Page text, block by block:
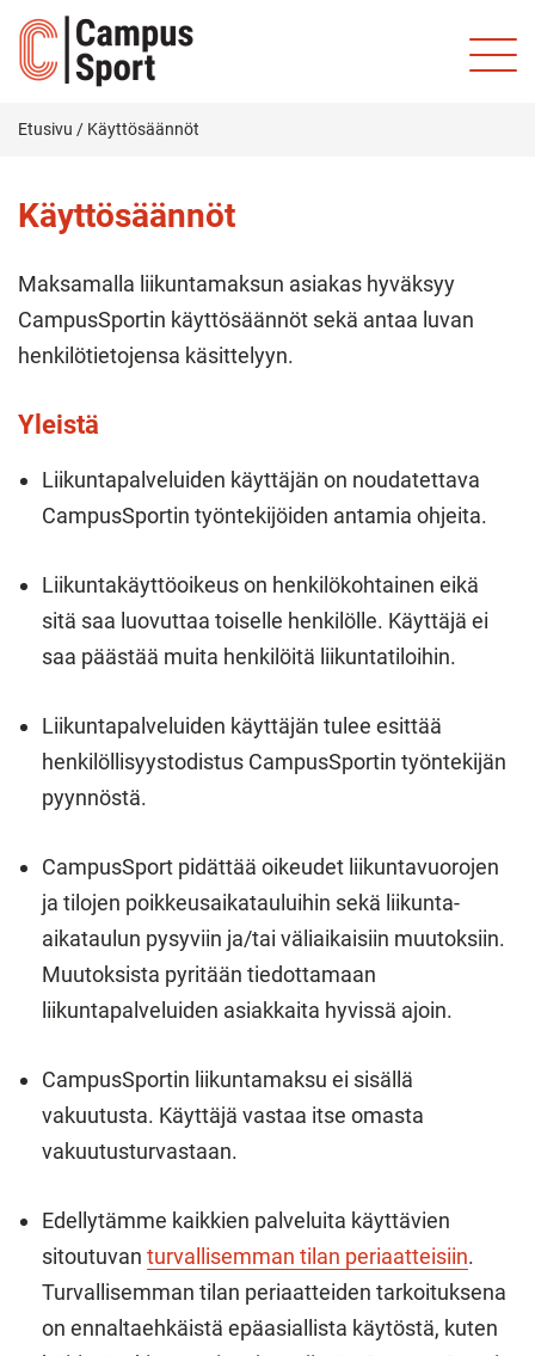
Etusivu / Käyttösäännöt
Käyttösäännöt
Maksamalla liikuntamaksun asiakas hyväksyy
CampusSportin käyttösäännöt sekä antaa luvan
henkilötietojensa käsittelyyn.
Yleistä
Liikuntapalveluiden käyttäjän on noudatettava
CampusSportin työntekijöiden antamia ohjeita.
Liikuntakäyttöoikeus on henkilökohtainen eikä
sitä saa luovuttaa toiselle henkilölle. Käyttäjä ei
saa päästää muita henkilöitä liikuntatiloihin.
Liikuntapalveluiden käyttäjän tulee esittää
henkilöllisyystodistus CampusSportin työntekijän
pyynnöstä.
CampusSport pidättää oikeudet liikuntavuorojen
ja tilojen poikkeusaikatauluihin sekä liikunta-
aikataulun pysyviin ja/tai väliaikaisiin muutoksiin.
Muutoksista pyritään tiedottamaan
liikuntapalveluiden asiakkaita hyvissä ajoin.
CampusSportin liikuntamaksu ei sisällä
vakuutusta. Käyttäjä vastaa itse omasta
vakuutusturvastaan.
Edellytämme kaikkien palveluita käyttävien
sitoutuvan turvallisemman tilan periaatteisiin.
Turvallisemman tilan periaatteiden tarkoituksena
on ennaltaehkäistä epäasiallista käytöstä, kuten